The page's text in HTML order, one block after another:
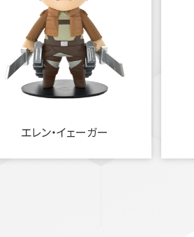
エレン・イェーガー